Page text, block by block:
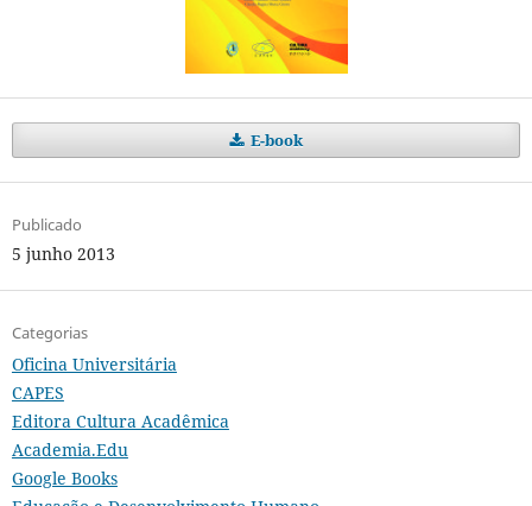
E-book
Publicado
5 junho 2013
Categorias
Oficina Universitária
CAPES
Editora Cultura Acadêmica
Academia.Edu
Google Books